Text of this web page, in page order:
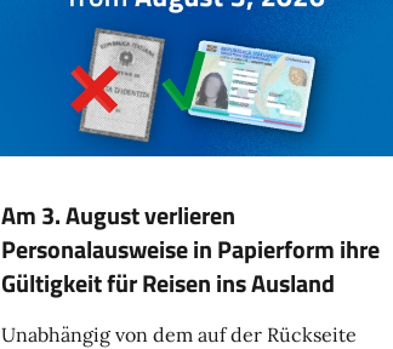
Am 3. August verlieren
Personalausweise in Papierform ihre
Gültigkeit für Reisen ins Ausland
Unabhängig von dem auf der Rückseite